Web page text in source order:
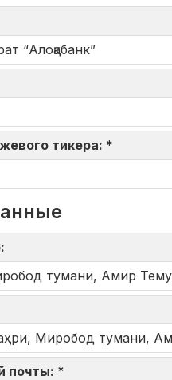
“Алоқабанк”
тикера: *
тумани, Амир
Миробод тумани,
почты: *